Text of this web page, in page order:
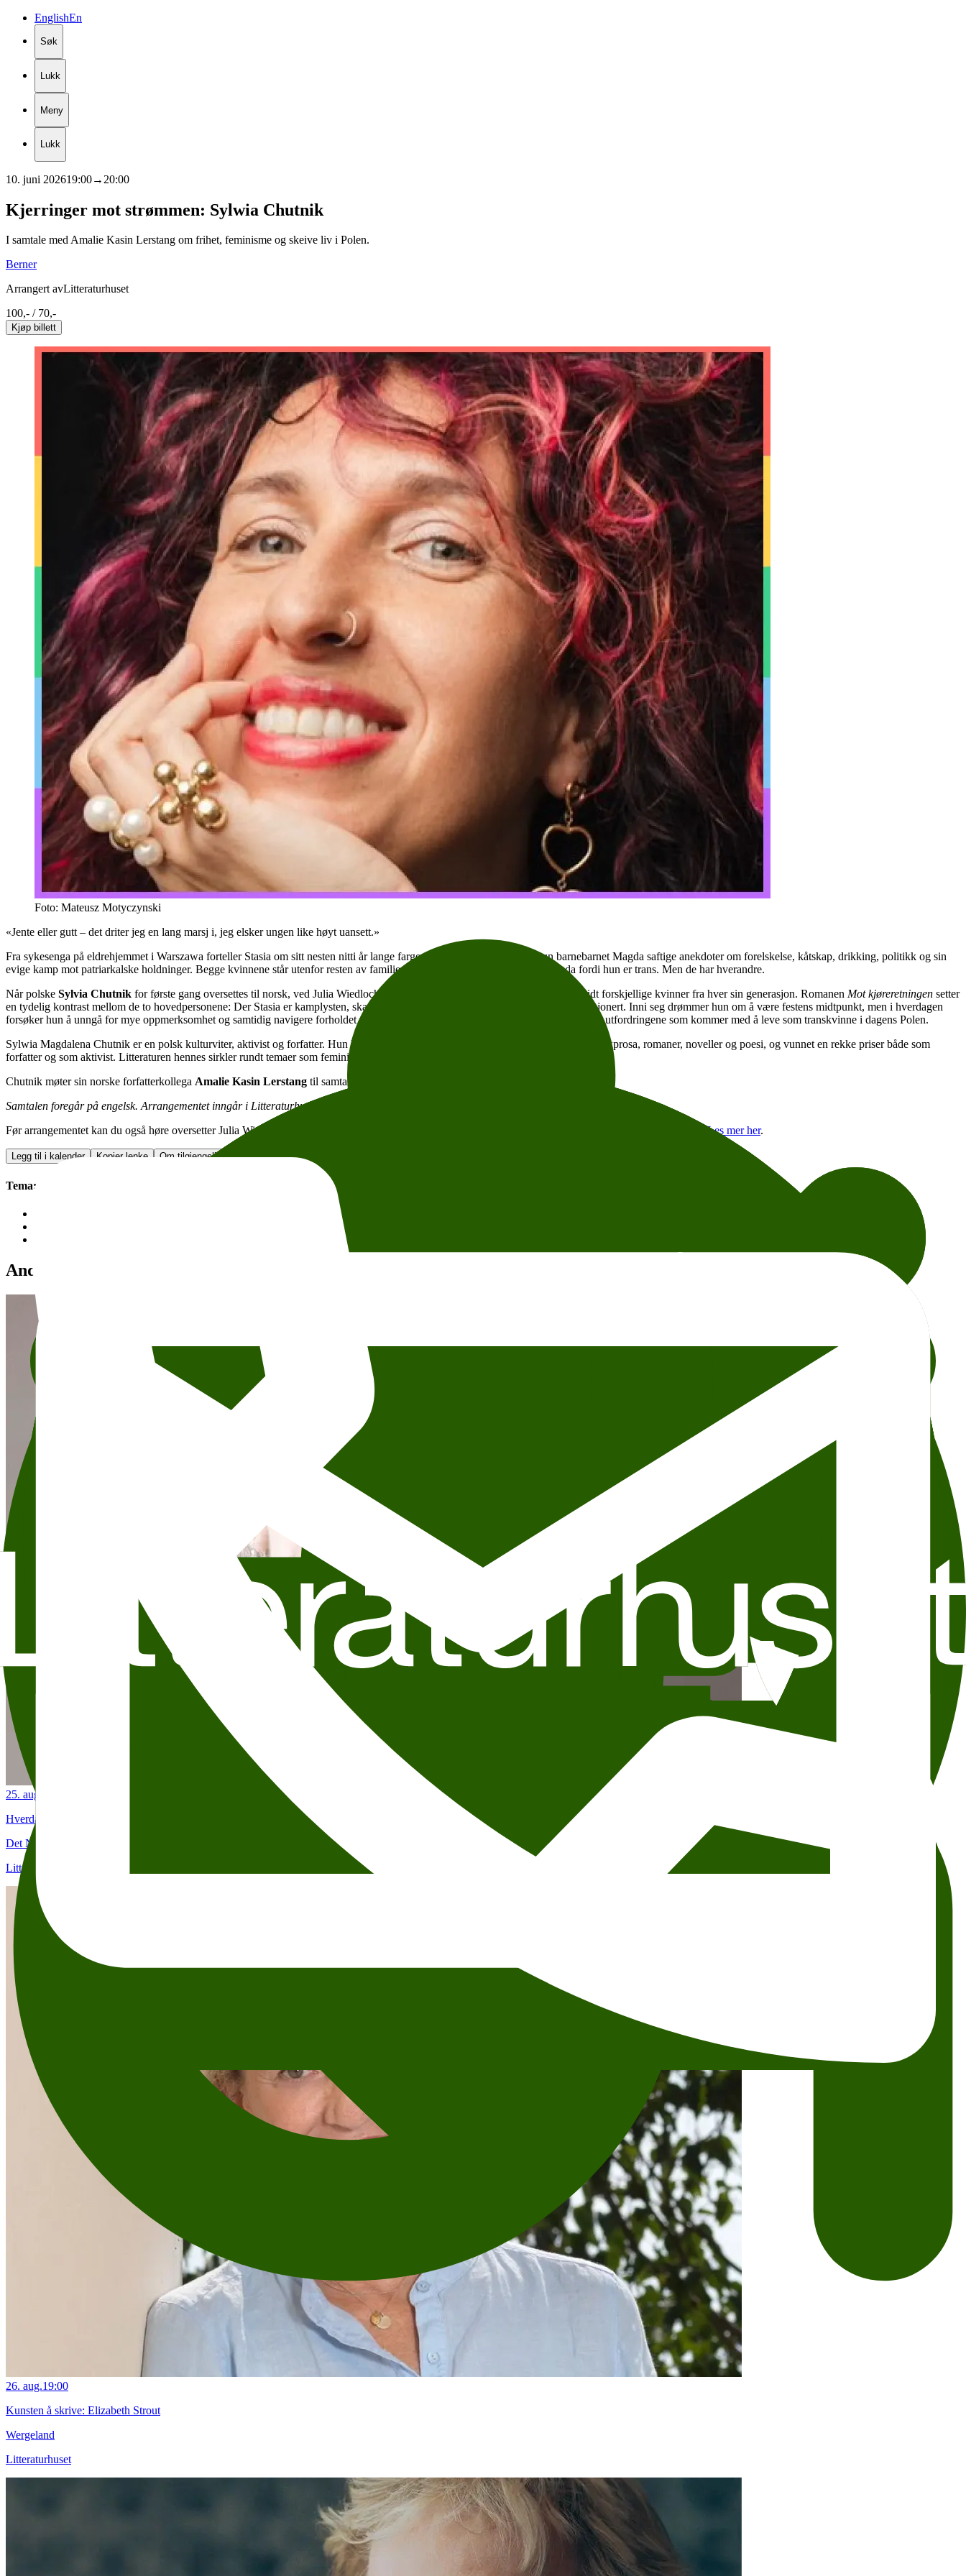
EnglishEn
Søk
Lukk
Meny
Lukk
10. juni 202619:00→ 20:00
Kjerringer mot strømmen: Sylwia Chutnik
I samtale med Amalie Kasin Lerstang om frihet, feminisme og skeive liv i Polen.
Berner
Arrangert avLitteraturhuset
100,- / 70,-
Kjøp billett
Foto: Mateusz Motyczynski
«Jente eller gutt – det driter jeg en lang marsj i, jeg elsker ungen like høyt uansett.»
Fra sykesenga på eldrehjemmet i Warszawa forteller Stasia om sitt nesten nitti år lange fargerike liv. Usjenert forteller hun barnebarnet Magda saftige anekdoter om forelskelse, kåtskap, drikking, politikk og sin
evige kamp mot patriarkalske holdninger. Begge kvinnene står utenfor resten av familien – Stasia fordi hun er for mye, Magda fordi hun er trans. Men de har hverandre.
Når polske Sylvia Chutnik for første gang oversettes til norsk, ved Julia Wiedlocha, er det for å skildre et fellesskap mellom to vidt forskjellige kvinner fra hver sin generasjon. Romanen Mot kjøreretningen setter
en tydelig kontrast mellom de to hovedpersonene: Der Stasia er kamplysten, skamløs og fandenivoldsk, er Magda utslitt og desillusjonert. Inni seg drømmer hun om å være festens midtpunkt, men i hverdagen
forsøker hun å unngå for mye oppmerksomhet og samtidig navigere forholdet til resten av familien, dating og sex, og alle de daglige utfordringene som kommer med å leve som transkvinne i dagens Polen.
Sylwia Magdalena Chutnik er en polsk kulturviter, aktivist og forfatter. Hun har utgitt et tyvetalls bøker på polsk, både barnebøker, sakprosa, romaner, noveller og poesi, og vunnet en rekke priser både som
forfatter og som aktivist. Litteraturen hennes sirkler rundt temaer som feminisme, skeive perspektiver, frihet og kamp.
Chutnik møter sin norske forfatterkollega Amalie Kasin Lerstang til samtale om frihet, feminisme og skeive liv i Polen.
Samtalen foregår på engelsk. Arrangementet inngår i Litteraturhusets pride-program og er støttet av Bufdir.
Før arrangementet kan du også høre oversetter Julia Wiedlocha snakke om arbeidet med den norske utgivelsen av
Les mer her.
Legg til i kalender Kopier lenke Om tilgjengelighet
Tema:
Andre anbefalte arrangementer
25. aug.
Hverdagsheltene: Elizabeth Strout
Det Norske Teatret (Kristian IVs gate 8)
Litteraturhuset
26. aug.19:00
Kunsten å skrive: Elizabeth Strout
Wergeland
Litteraturhuset